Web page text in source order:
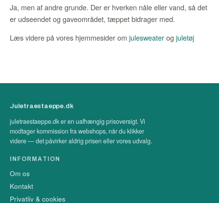
Ja, men af andre grunde. Der er hverken nåle eller vand, så det
er udseendet og gaveområdet, tæppet bidrager med.
Læs videre på vores hjemmesider om julesweaterog juletøj
Juletraestaeppe.dk
juletraestaeppe.dk er en uafhængig prisoversigt. Vi
modtager kommission fra webshops, når du klikker
videre — det påvirker aldrig prisen eller vores udvalg.
INFORMATION
Om os
Kontakt
Privatliv & cookies